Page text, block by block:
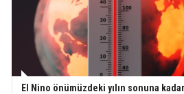
El Nino önümüzdeki yılın sonuna